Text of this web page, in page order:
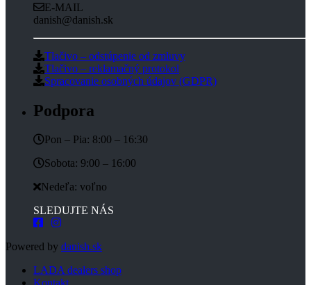
E-MAIL
danish@danish.sk
Tlačivo – odstúpenie od zmluvy
Tlačivo – reklamačný protokol
Spracovanie osobných údajov (GDPR)
Podpora
Pon – Pia: 8:00 – 16:30
Sobota: 9:00 – 16:00
Nedeľa: voľno
SLEDUJTE NÁS
Powered by danish.sk
LADA dealers shop